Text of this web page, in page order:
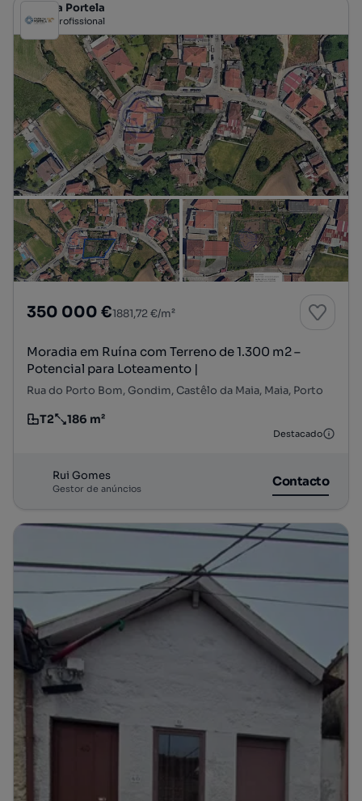
Casa da Portela
Profissional
350 000 €1881,72 €/m²
Moradia em Ruína com Terreno de 1.300 m2 –
Potencial para Loteamento |
Rua do Porto Bom, Gondim, Castêlo da Maia, Maia, Porto
Tipologia
T2
Preço por metro quadrado
186 m²
Destacado
Rui Gomes
Gestor de anúncios Contacto